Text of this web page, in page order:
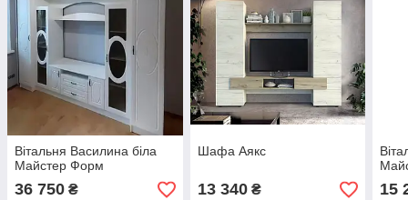
Вітальня Василина біла
Майстер Форм
36 750 ₴
Шафа Аякс
13 340₴ 15